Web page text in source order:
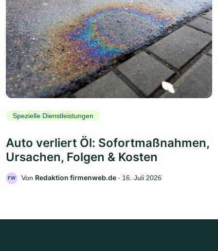
Spezielle Dienstleistungen
Auto verliert Öl: Sofortmaßnahmen,
Ursachen, Folgen & Kosten
FW Von Redaktion firmenweb.de ‧ 16. Juli 2026